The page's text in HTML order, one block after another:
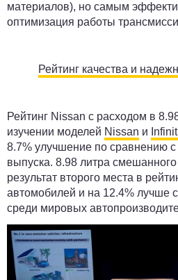
материалов), но самым
оптимизация работы
Рейтинг качества и
Рейтинг Nissan с расходом в
изучении моделей Nissan и
8.7% улучшение по сравнению
выпуска. 8.98 литра
результат второго места в
автомобилей и на 12.4% лучше
среди мировых